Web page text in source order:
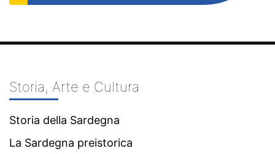
Storia, Arte e Cultura
Storia della Sardegna
La Sardegna preistorica